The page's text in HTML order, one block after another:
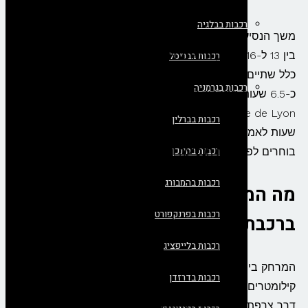
רכבות בבלגיה
רכבות בבריסל
רכבות בגרמניה
רכבות בברלין
רכבות במינכן
רכבות בהמבורג
רכבות בפרנקפורט
רכבות בלייפציג
רכבות בדרזדן
משך הנסיעה ברכבת ממדריד לאמסטרדם אורך בדרך כלל
בין 13 ל-16 שעות, והוא מחייב לפחות החלפה אחת (ובדרך
כלל שתיים) בפריז. המסלול המהיר ביותר כולל נסיעה של
כ-6.5 שעות ממדריד לפריז, מעבר בין תחנות בתוך פריז (מ-
שעות לאמסטרדם. בשל משך הזמן הממושך, מטיילים רבים
בוחרים לפצל את הנסיעה ולישון לילה בפריז.
מה המרחק בין מדריד לאמסטרדם
ברכבת?
קילומטרים, והוא חוצה את דרום-מערב אירופה מצפון ספרד,